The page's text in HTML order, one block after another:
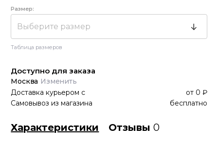
Размер:
Выберите размер
Таблица размеров
Доступно для заказа
Москва Изменить
Доставка курьером с от 0 ₽
Самовывоз из магазина
бесплатно
Характеристики Отзывы0